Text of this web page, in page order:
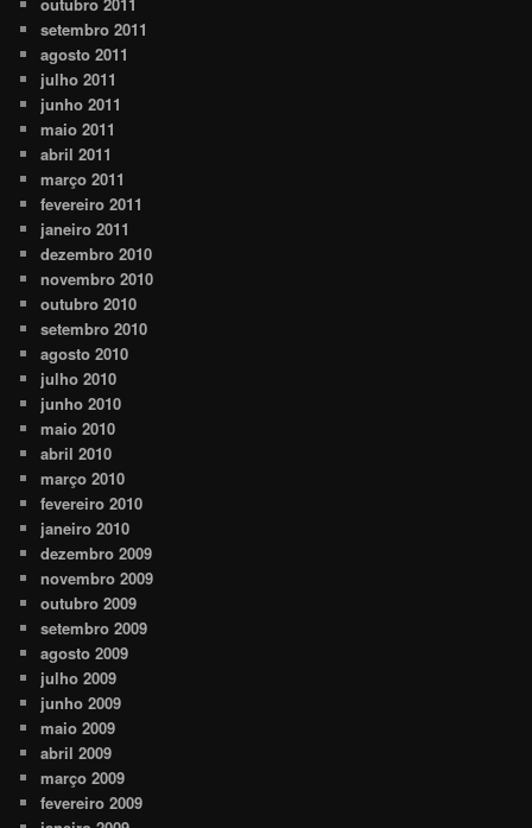
outubro 2011
setembro 2011
agosto 2011
julho 2011
junho 2011
maio 2011
abril 2011
março 2011
fevereiro 2011
janeiro 2011
dezembro 2010
novembro 2010
outubro 2010
setembro 2010
agosto 2010
julho 2010
junho 2010
maio 2010
abril 2010
março 2010
fevereiro 2010
janeiro 2010
dezembro 2009
novembro 2009
outubro 2009
setembro 2009
agosto 2009
julho 2009
junho 2009
maio 2009
abril 2009
março 2009
fevereiro 2009